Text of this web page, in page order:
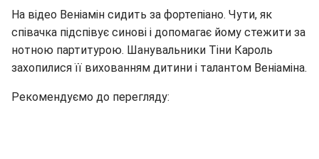
На відео Веніамін сидить за фортепіано. Чути, як
співачка підспівує синові і допомагає йому стежити за
нотною партитурою. Шанувальники Тіни Кароль
захопилися її вихованням дитини і талантом Веніаміна.
Рекомендуємо до перегляду: